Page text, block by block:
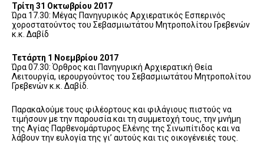
Τρίτη 31 Οκτωβρίου 2017
Ώρα 17.30: Μέγας Πανηγυρικός Αρχιερατικός Εσπερινός
χοροστατούντος του Σεβασμιωτάτου Μητροπολίτου Γρεβενών
κ.κ. Δαβίδ
Τετάρτη 1 Νοεμβρίου 2017
Ώρα 07.30: Όρθρος και Πανηγυρική Αρχιερατική Θεία
Λειτουργία, ιερουργούντος του Σεβασμιωτάτου Μητροπολίτου
Γρεβενών κ.κ. Δαβίδ.
Παρακαλούμε τους φιλέορτους και φιλάγιους πιστούς να
τιμήσουν με την παρουσία και τη συμμετοχή τους, την μνήμη
της Αγίας Παρθενομάρτυρος Ελένης της Σινωπίτιδος και να
λάβουν την ευλογία της γι’ αυτούς και τις οικογένειές τους.